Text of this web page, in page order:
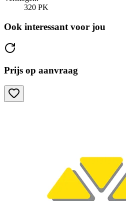
320 PK
Ook interessant voor jou
Prijs op aanvraag